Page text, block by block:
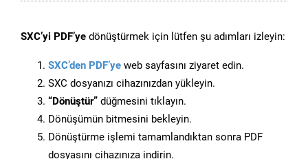
SXC’yi PDF’ye dönüştürmek için lütfen şu adımları izleyin:
SXC’den PDF’ye web sayfasını ziyaret edin.
SXC dosyanızı cihazınızdan yükleyin.
“Dönüştür” düğmesini tıklayın.
Dönüşümün bitmesini bekleyin.
Dönüştürme işlemi tamamlandıktan sonra PDF
dosyasını cihazınıza indirin.